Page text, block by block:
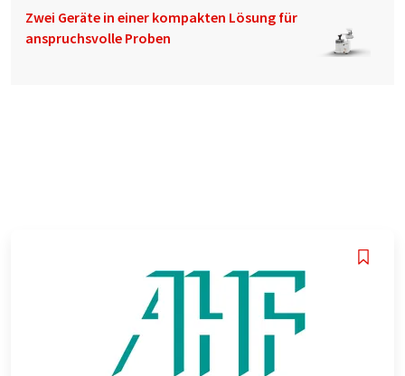
Zwei Geräte in einer kompakten Lösung für
anspruchsvolle Proben